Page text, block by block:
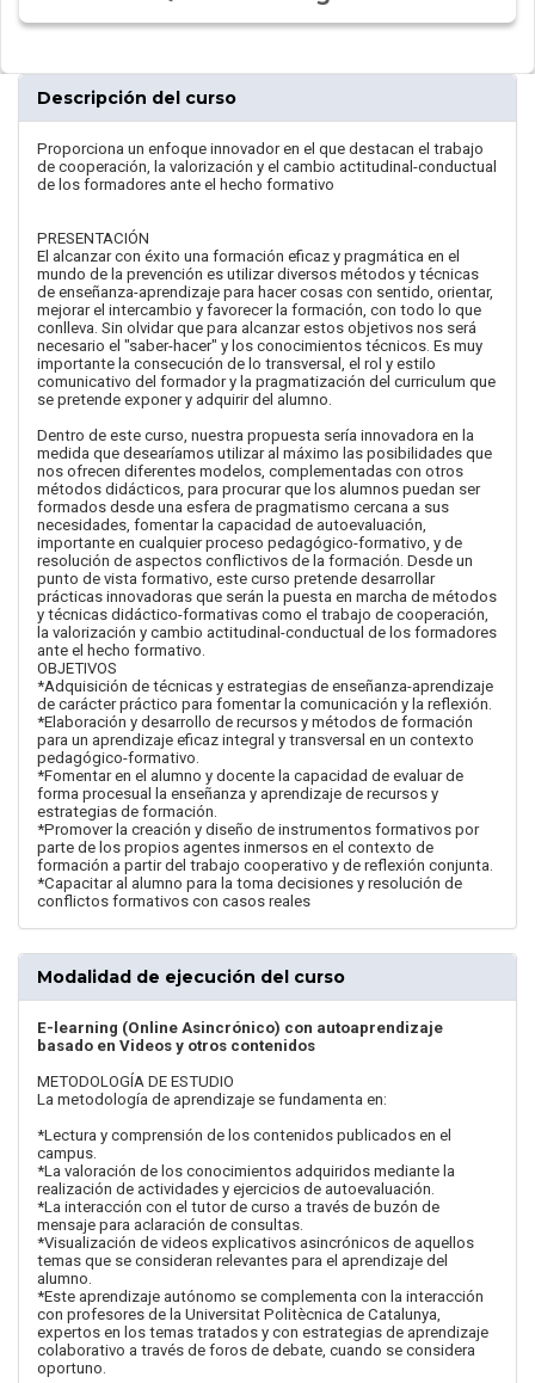
Descripción del curso
Proporciona un enfoque innovador en el que destacan el trabajo
de cooperación, la valorización y el cambio actitudinal-conductual
de los formadores ante el hecho formativo
PRESENTACIÓN
El alcanzar con éxito una formación eficaz y pragmática en el
mundo de la prevención es utilizar diversos métodos y técnicas
de enseñanza-aprendizaje para hacer cosas con sentido, orientar,
mejorar el intercambio y favorecer la formación, con todo lo que
conlleva. Sin olvidar que para alcanzar estos objetivos nos será
necesario el "saber-hacer" y los conocimientos técnicos. Es muy
importante la consecución de lo transversal, el rol y estilo
comunicativo del formador y la pragmatización del curriculum que
se pretende exponer y adquirir del alumno.
Dentro de este curso, nuestra propuesta sería innovadora en la
medida que desearíamos utilizar al máximo las posibilidades que
nos ofrecen diferentes modelos, complementadas con otros
métodos didácticos, para procurar que los alumnos puedan ser
formados desde una esfera de pragmatismo cercana a sus
necesidades, fomentar la capacidad de autoevaluación,
importante en cualquier proceso pedagógico-formativo, y de
resolución de aspectos conflictivos de la formación. Desde un
punto de vista formativo, este curso pretende desarrollar
prácticas innovadoras que serán la puesta en marcha de métodos
y técnicas didáctico-formativas como el trabajo de cooperación,
la valorización y cambio actitudinal-conductual de los formadores
ante el hecho formativo.
OBJETIVOS
*Adquisición de técnicas y estrategias de enseñanza-aprendizaje
de carácter práctico para fomentar la comunicación y la reflexión.
*Elaboración y desarrollo de recursos y métodos de formación
para un aprendizaje eficaz integral y transversal en un contexto
pedagógico-formativo.
*Fomentar en el alumno y docente la capacidad de evaluar de
forma procesual la enseñanza y aprendizaje de recursos y
estrategias de formación.
*Promover la creación y diseño de instrumentos formativos por
parte de los propios agentes inmersos en el contexto de
formación a partir del trabajo cooperativo y de reflexión conjunta.
*Capacitar al alumno para la toma decisiones y resolución de
conflictos formativos con casos reales
Modalidad de ejecución del curso
E-learning (Online Asincrónico) con autoaprendizaje
basado en Videos y otros contenidos
METODOLOGÍA DE ESTUDIO
La metodología de aprendizaje se fundamenta en:
*Lectura y comprensión de los contenidos publicados en el
campus.
*La valoración de los conocimientos adquiridos mediante la
realización de actividades y ejercicios de autoevaluación.
*La interacción con el tutor de curso a través de buzón de
mensaje para aclaración de consultas.
*Visualización de videos explicativos asincrónicos de aquellos
temas que se consideran relevantes para el aprendizaje del
alumno.
*Este aprendizaje autónomo se complementa con la interacción
con profesores de la Universitat Politècnica de Catalunya,
expertos en los temas tratados y con estrategias de aprendizaje
colaborativo a través de foros de debate, cuando se considera
oportuno.